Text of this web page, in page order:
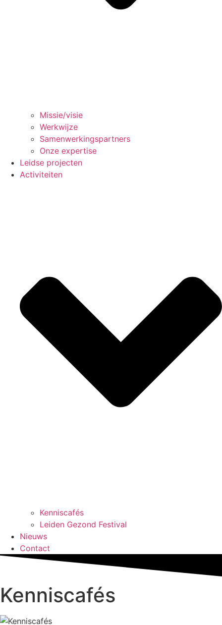
Missie/visie
Werkwijze
Samenwerkingspartners
Onze expertise
Leidse projecten
Activiteiten
Kenniscafés
Leiden Gezond Festival
Nieuws
Contact
Kenniscafés